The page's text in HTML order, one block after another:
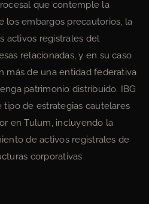
que contemple la
los embargos precautorios, la
activos registrales del
relacionadas, y en su caso
más de una entidad federativa
patrimonio distribuido. IBG
de estrategias cautelares
en Tulum, incluyendo la
de activos registrales de
corporativas